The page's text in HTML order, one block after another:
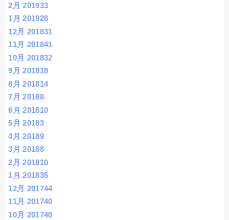
2月 201933
1月 201928
12月 201831
11月 201841
10月 201832
9月 201818
8月 201814
7月 20188
6月 201810
5月 20183
4月 20189
3月 20188
2月 201810
1月 201835
12月 201744
11月 201740
10月 201740